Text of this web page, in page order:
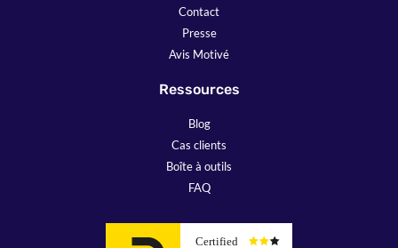
Contact
Presse
Avis Motivé
Ressources
Blog
Cas clients
Boîte à outils
FAQ